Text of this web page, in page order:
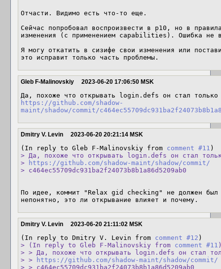
Отчасти. Видимо есть что-то еще.
Сейчас попробовал воспроизвести в p10, но в
изменения (с применением capabilities). Ошибка не
Я могу откатить в сизифе свои изменения или
это исправит только часть проблемы.
Gleb F-Malinovskiy 2023-06-20 17:06:50 MSK
https://github.com/shadow-
maint/shadow/commit/
Dmitry V. Levin 2023-06-20 20:21:14 MSK
(In reply to Gleb F-Malinovskiy from comment #11
> Да, похоже что открывать login.defs он стал
>
https://github.com/shadow-maint/shadow/commit/
> c464ec55709dc931ba2f24073b8b1a86d5209ab0
По идее, коммит "Relax gid checking" не должен был
непонятно, это ли открывание влияет и почему.
Dmitry V. Levin 2023-06-20 21:11:02 MSK
(In reply to Dmitry V. Levin from comment #12
> (In reply to Gleb F-Malinovskiy from comment #11
> > Да, похоже что открывать login.defs он стал
> >
https://github.com/shadow-maint/shadow/commit/
> > c464ec55709dc931ba2f24073b8b1a86d5209ab0